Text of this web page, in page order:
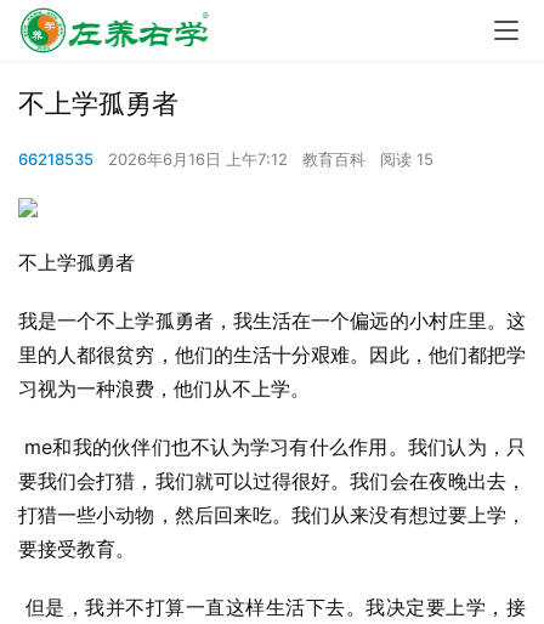
不上学孤勇者
66218535 2026年6月16日 上午7:12 教育百科 阅读 15
不上学孤勇者
我是一个不上学孤勇者，我生活在一个偏远的小村庄里。这
里的人都很贫穷，他们的生活十分艰难。因此，他们都把学
习视为一种浪费，他们从不上学。
要我们会打猎，我们就可以过得很好。我们会在夜晚出去，
打猎一些小动物，然后回来吃。我们从来没有想过要上学，
要接受教育。